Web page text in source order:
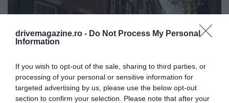
drivemagazine.ro - Do Not Process My Personal
Information
If you wish to opt-out of the sale, sharing to third parties, or
processing of your personal or sensitive information for
targeted advertising by us, please use the below opt-out
section to confirm your selection. Please note that after your